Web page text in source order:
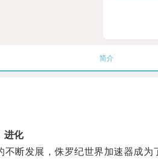
简介
进化
发展，侏罗纪世界加速器成为